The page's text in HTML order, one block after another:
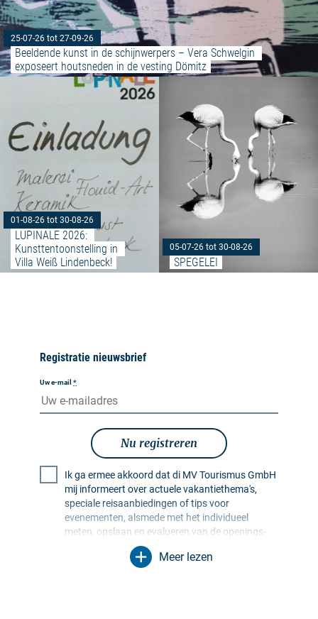
25-07-26 tot 27-09-26
Beeldende kunst in de schijnwerpers – Vera Schwelgin
exposeert houtsneden in de vesting Dömitz
01-08-26 tot 30-08-26
LUPINALE 2026:
Kunsttentoonstelling in
Villa Weiß Lindenbeck!
05-07-26 tot 30-08-26
SPEGELEI
Registratie nieuwsbrief
Uw e-mail *
Nu registreren
Ik ga ermee akkoord dat di MV Tourismus GmbH
mij informeert over actuele vakantiethema's,
speciale reisaanbiedingen of tips voor
evenementen, alsmede met het individueel
meten, opslaan en evalueren van de openings-
en klikfrequentie in ontvangerprofielen ten
behoeve van de vormgeving van toekomstige
Meer lezen